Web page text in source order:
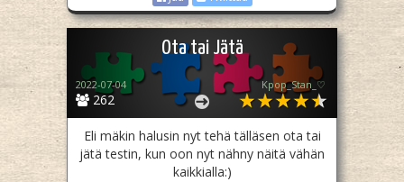
Ota tai Jätä
262
2022-07-04 Kpop_Stan_♡
Eli mäkin halusin nyt tehä tälläsen ota tai
jätä testin, kun oon nyt nähny näitä vähän
kaikkialla:)